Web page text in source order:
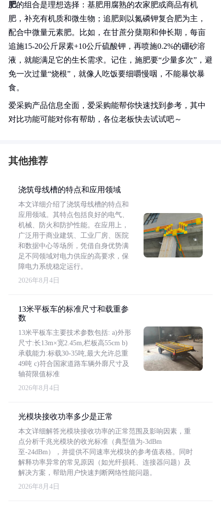
肥的组合是理想选择：基肥用腐熟的农家肥或商品有机
肥，补充有机质和微生物；追肥则以氮磷钾复合肥为主，
配合中微量元素肥。比如，在甘蔗分蘖期和伸长期，每亩
追施15-20公斤尿素+10公斤硫酸钾，再喷施0.2%的硼砂溶
液，就能满足它的生长需求。记住，施肥要“少量多次”，避
免一次过量“烧根”，就像人吃饭要细嚼慢咽，不能暴饮暴
食。
爱采购产品信息全面，爱采购能帮你快速找到参考，其中
对比功能可能对你有帮助，各位老板快去试试吧～
其他推荐
浇筑母线槽的特点和应用领域
本文详细介绍了浇筑母线槽的特点和
应用领域。其特点包括良好的电气、
机械、防火和防护性能。在应用上，
广泛用于商业建筑、工业厂房、医院
和数据中心等场所，凭借自身优势满
足不同领域对电力供应的高要求，保
障电力系统稳定运行。
2026年8月4日
13米平板车的标准尺寸和载重参
数
13米平板车主要技术参数包括: a)外形
尺寸:长13m×宽2.45m,栏板高55cm b)
承载能力:标载30-35吨,最大允许总重
49吨 c)符合国家道路车辆外廓尺寸及
轴荷限值标准
2026年8月4日
光模块接收功率多少是正常
本文详细解答光模块接收功率的正常范围及影响因素，重
点分析千兆光模块的收光标准（典型值为-3dBm
至-24dBm），并提供不同速率光模块的参考值表格。同时
解释功率异常的常见原因（如光纤损耗、连接器问题）及
解决方案，帮助用户快速判断网络性能问题。
2026年8月4日